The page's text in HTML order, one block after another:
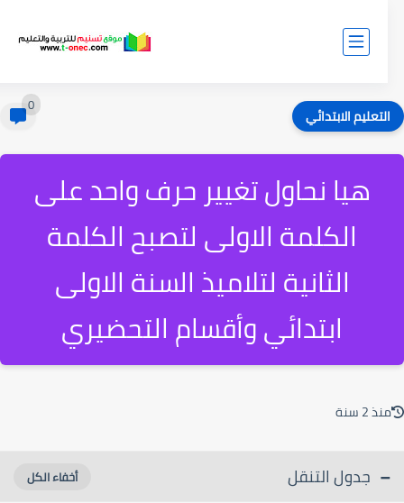
الابتدائي
هيا نحاول تغيير حرف واحد على
الكلمة الاولى لتصبح الكلمة
الثانية لتلاميذ السنة الاولى
ابتدائي وأقسام التحضيري
2 سنة
جدول التنقل